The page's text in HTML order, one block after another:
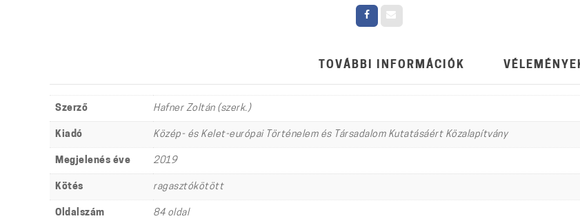
TOVÁBBI INFORMÁCIÓK
Szerző Hafner Zoltán (szerk.)
Kiadó Közép- és Kelet-európai Történelem és Társadalom Kutatásáért Közalapítvány
Megjelenés éve 2019
Kötés ragasztókötött
Oldalszám 84 oldal